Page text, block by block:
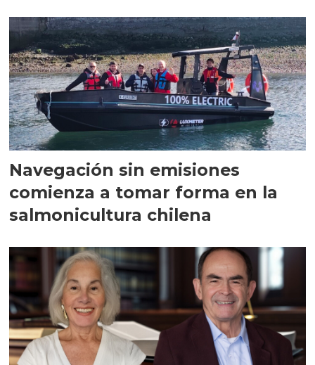
Navegación sin emisiones
comienza a tomar forma en la
salmonicultura chilena